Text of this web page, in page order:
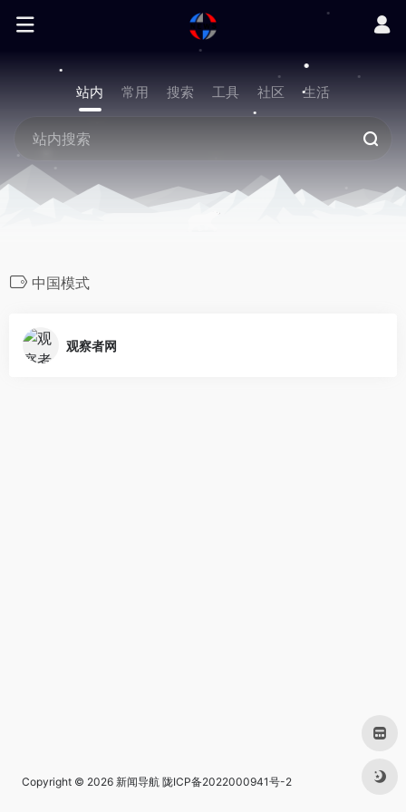
站内 常用 搜索 工具 社区 生活
中国模式
观察者网
Copyright © 2026 新闻导航 陇ICP备2022000941号-2